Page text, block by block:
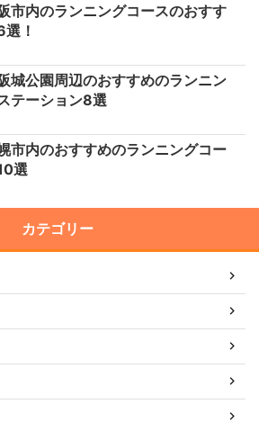
市内のランニングコースのおすす
！
城公園周辺のおすすめのランニン
テーション8選
市内のおすすめのランニングコー
選
カテゴリー